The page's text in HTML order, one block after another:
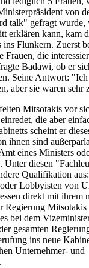
von
talk" gefragt wurde,
erklären kann, kam
ins Flunkern. Zuerst
Frauen, die
Badawi, ob er
Seine Antwort: "Ich
aber sie waren sehr
Mitsotakis vor
die aber
scheint er
ihnen sind
eines Ministers
Unter diesen
Qualifikation
Lobbyisten von
direkt mit ihrem
Regierung
bei dem
gesamten
ins neue
Unternehmer- und